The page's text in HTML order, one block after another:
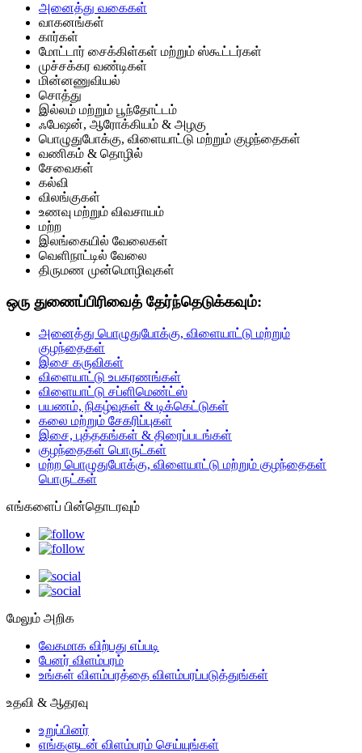
அனைத்து வகைகள்
வாகனங்கள்
கார்கள்
மோட்டார் சைக்கிள்கள் மற்றும் ஸ்கூட்டர்கள்
முச்சக்கர வண்டிகள்
மின்னணுவியல்
சொத்து
இல்லம் மற்றும் பூந்தோட்டம்
ஃபேஷன், ஆரோக்கியம் & அழகு
பொழுதுபோக்கு, விளையாட்டு மற்றும் குழந்தைகள்
வணிகம் & தொழில்
சேவைகள்
கல்வி
விலங்குகள்
உணவு மற்றும் விவசாயம்
மற்ற
இலங்கையில் வேலைகள்
வெளிநாட்டில் வேலை
திருமண முன்மொழிவுகள்
ஒரு துணைப்பிரிவைத் தேர்ந்தெடுக்கவும்:
அனைத்து பொழுதுபோக்கு, விளையாட்டு மற்றும்
குழந்தைகள்
இசை கருவிகள்
விளையாட்டு உபகரணங்கள்
விளையாட்டு சப்ளிமெண்ட்ஸ்
பயணம், நிகழ்வுகள் & டிக்கெட்டுகள்
கலை மற்றும் சேகரிப்புகள்
இசை, புத்தகங்கள் & திரைப்படங்கள்
குழந்தைகள் பொருட்கள்
மற்ற பொழுதுபோக்கு, விளையாட்டு மற்றும் குழந்தைகள்
பொருட்கள்
எங்களைப் பின்தொடரவும்
மேலும் அறிக
வேகமாக விற்பது எப்படி
பேனர் விளம்பரம்
உங்கள் விளம்பரத்தை விளம்பரப்படுத்துங்கள்
உதவி & ஆதரவு
உறுப்பினர்
எங்களுடன் விளம்பரம் செய்யுங்கள்